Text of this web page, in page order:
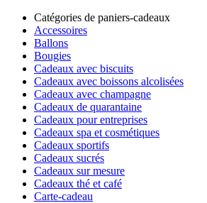
Catégories de paniers-cadeaux
Accessoires
Ballons
Bougies
Cadeaux avec biscuits
Cadeaux avec boissons alcolisées
Cadeaux avec champagne
Cadeaux de quarantaine
Cadeaux pour entreprises
Cadeaux spa et cosmétiques
Cadeaux sportifs
Cadeaux sucrés
Cadeaux sur mesure
Cadeaux thé et café
Carte-cadeau